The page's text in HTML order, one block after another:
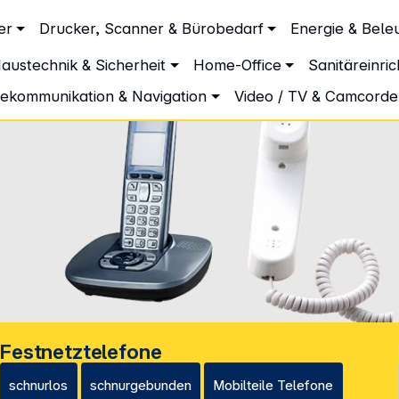
Drucker, Scanner & Bürobedarf Energie &
& Sicherheit Home-Office
& Navigation Video / TV &
Festnetztelefone
schnurlos schnurgebunden Mobilteile Telefone
Unsere Leistungen
Beratung
Datenschutz
Presse
Impressum
Cookie-Einstellungen
Kontakt
Info
Zahlarten
Aktuelles
Login